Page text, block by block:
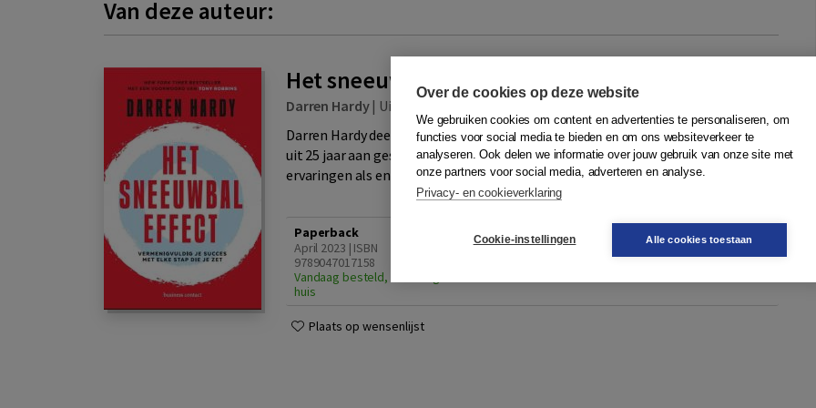
Van deze auteur:
Het sneeuwbaleffect
Darren Hardy| Uitgeverij Atlas Contact b.v.
Darren Hardy deelt zijn kennis over hoe je het pad naar succes kiest, gedistilleerd
uit 25 jaar aan gesprekken met leiders en ondernemers en uit zijn eigen
ervaringen als entrepreneur. Hij deelt st...Meer
Paperback
April 2023 | ISBN
9789047017158
Vandaag besteld, zaterdag in
huis
In winkelwagen
Plaats op wensenlijst
Over de cookies op deze website
We gebruiken cookies om content en advertenties te personaliseren, om
functies voor social media te bieden en om ons websiteverkeer te
analyseren. Ook delen we informatie over jouw gebruik van onze site met
onze partners voor social media, adverteren en analyse.
Privacy- en cookieverklaring
Cookie-instellingen Alle cookies toestaan